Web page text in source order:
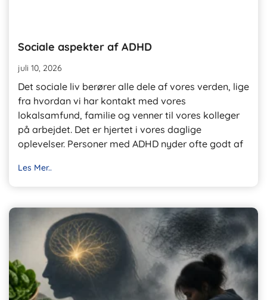
Sociale aspekter af ADHD
juli 10, 2026
Det sociale liv berører alle dele af vores verden, lige
fra hvordan vi har kontakt med vores
lokalsamfund, familie og venner til vores kolleger
på arbejdet. Det er hjertet i vores daglige
oplevelser. Personer med ADHD nyder ofte godt af
Les Mer..